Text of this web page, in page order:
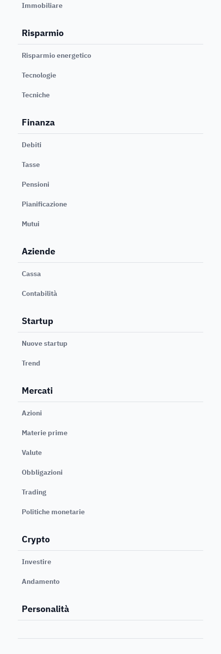
Immobiliare
Risparmio
Risparmio energetico
Tecnologie
Tecniche
Finanza
Debiti
Tasse
Pensioni
Pianificazione
Mutui
Aziende
Cassa
Contabilità
Startup
Nuove startup
Trend
Mercati
Azioni
Materie prime
Valute
Obbligazioni
Trading
Politiche monetarie
Crypto
Investire
Andamento
Personalità